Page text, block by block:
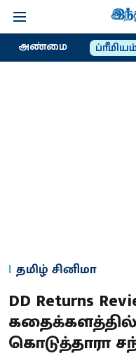
அண்மை
தமிழ் சினிமா
DD Returns
கொடுத்தாரா